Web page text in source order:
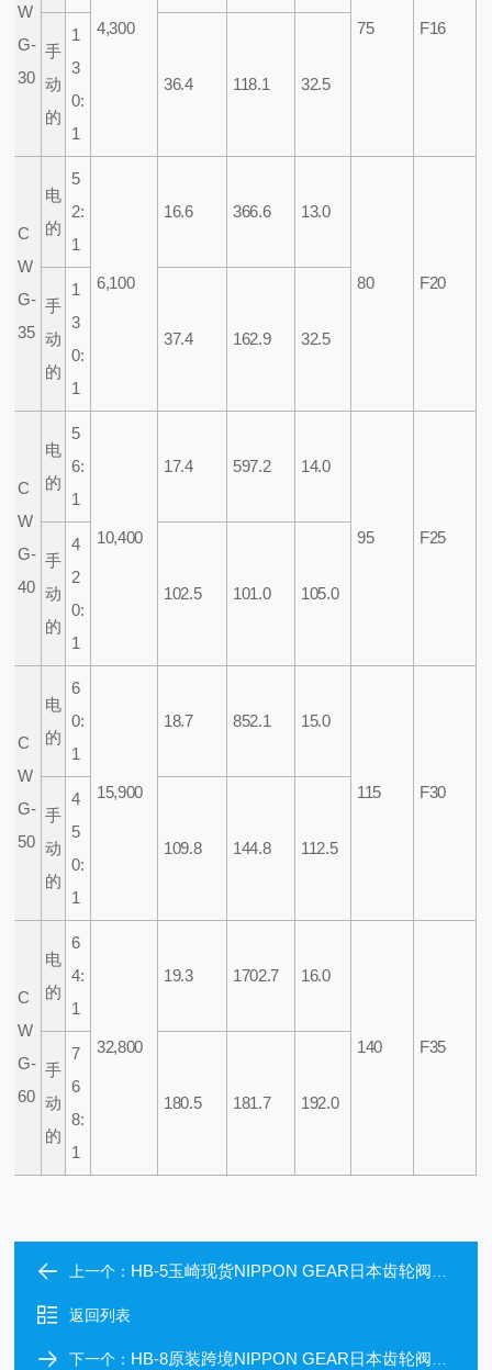
W
G-
30
4,300 75
F16
手
动
的
1
3
0:
1
36.4 118.1 32.5
C
W
G-
35
电
的
5
2:
1
6,100
16.6 366.6 13.0
80
F20
手
动
的
1
3
0:
1
37.4 162.9 32.5
C
W
G-
40
电
的
5
6:
1
10,400
17.4 597.2 14.0
95
F25
手
动
的
4
2
0:
1
102.5 101.0 105.0
C
W
G-
50
电
的
6
0:
1
15,900
18.7 852.1 15.0
115
F30
手
动
的
4
5
0:
1
109.8 144.8 112.5
C
W
G-
60
电
的
6
4:
1
32,800
19.3 1702.7 16.0
140
F35
手
动
的
7
6
8:
1
180.5 181.7 192.0
上一个： HB-5玉崎现货NIPPON GEAR日本齿轮阀门执行器
返回列表
下一个： HB-8原装跨境NIPPON GEAR日本齿轮阀门执行器